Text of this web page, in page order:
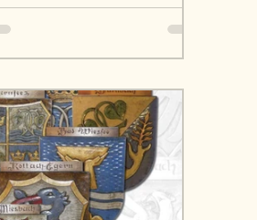
Zweck verbunden sind.